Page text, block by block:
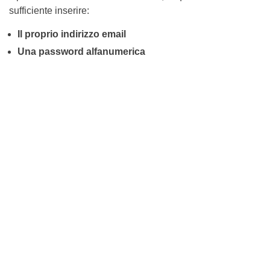
sufficiente inserire:
Il proprio indirizzo email
Una password alfanumerica